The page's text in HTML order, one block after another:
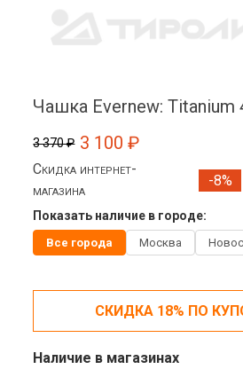
Чашка Evernew: Titanium
3 370 ₽ 3 100 ₽
Скидка интернет-
магазина
-8%
Показать наличие в городе:
Все города Москва
СКИДКА 18% ПО
Наличие в магазинах